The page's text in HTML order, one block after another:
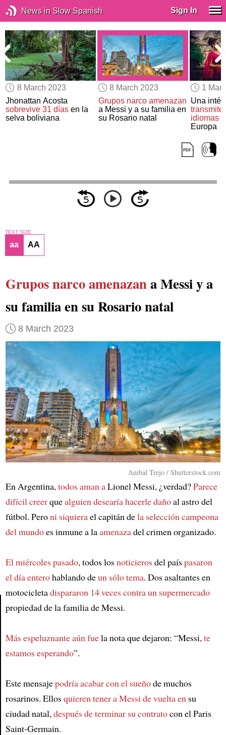
News in Slow Spanish Sign In
8 March 2023
Jhonattan Acosta
sobrevive 31 días en la
selva boliviana
8 March 2023
Grupos narco amenazan
a Messi y a su familia en
su Rosario natal
1
Una
transmite
idiomas
Europa
TEXT SIZE
aa AA
Grupos narco amenazana Messi y a
su familia en su Rosario natal
8 March 2023
Anibal Trejo / Shutterstock.com
En Argentina,todos aman aLionel Messi, ¿verdad?Parece
difícil creerquealguien desearía hacerle dañoal astro del
fútbol. Peroni siquierael capitán dela selección campeona
del mundoes inmune a laamenazadel crimen organizado.
El miércoles pasado, todos losnoticierosdel paíspasaron
el día enterohablando deun sólo tema. Dos asaltantes en
motocicletadispararon 14 veces contra un supermercado
propiedad de la familia de Messi.
Más espeluznante aún fuela nota que dejaron: “Messi,te
estamos esperando”.
Este mensajepodría acabar con el sueñode muchos
rosarinos. Ellosquieren tener a Messi de vuelta ensu
ciudad natal,después de terminar su contratocon el Paris
Saint-Germain.